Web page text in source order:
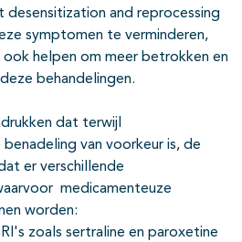
and reprocessing
symptomen te verminderen,
helpen om meer betrokken en
behandelingen.
dat terwijl
van voorkeur is, de
er verschillende
medicamenteuze
worden:
zoals sertraline en paroxetine